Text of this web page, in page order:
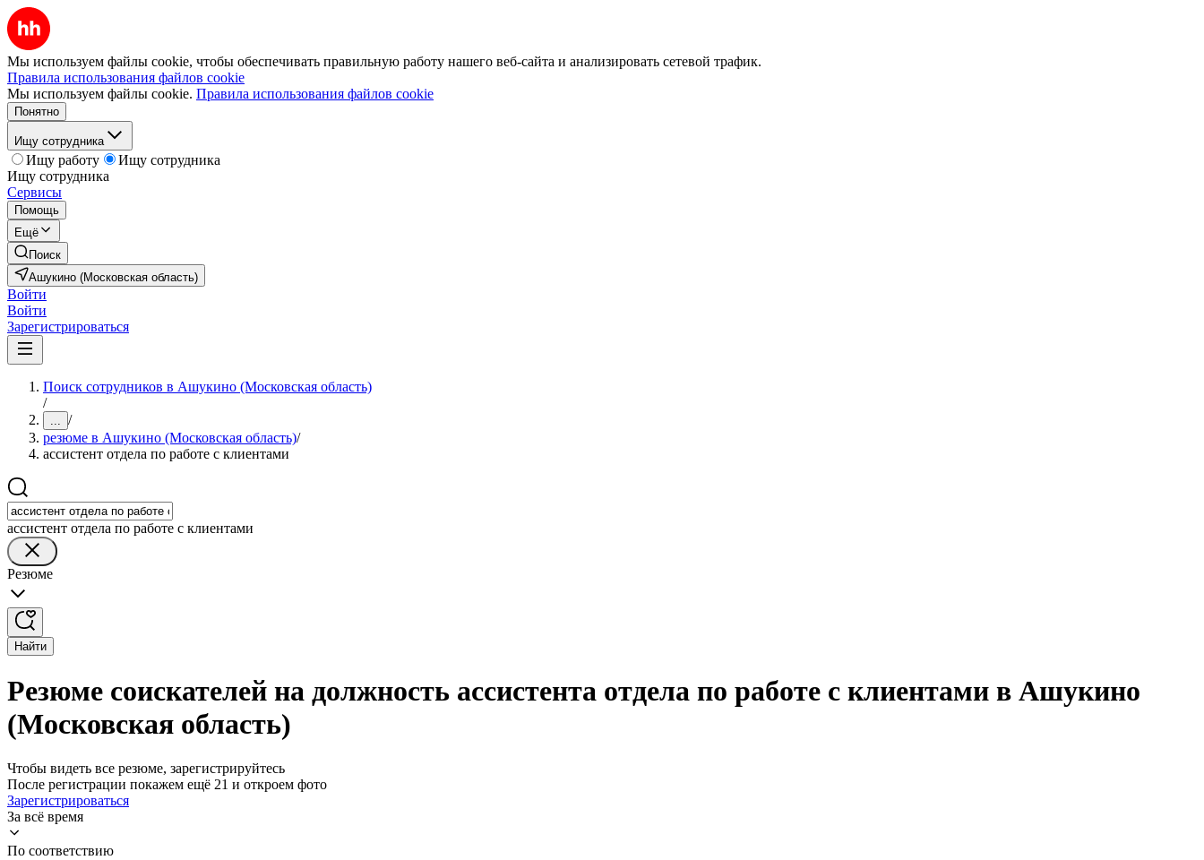
Мы используем файлы cookie, чтобы обеспечивать правильную работу нашего веб-сайта и анализировать сетевой трафик.
Правила использования файлов cookie
Мы используем файлы cookie. Правила использования файлов cookie
Понятно
Ищу сотрудника
Ищу работу
Ищу сотрудника
Ищу сотрудника
Сервисы
Помощь
Ещё
Поиск
Ашукино (Московская область)
Войти
Войти
Зарегистрироваться
Поиск сотрудников в Ашукино (Московская область)
/
... /
резюме в Ашукино (Московская область)/
ассистент отдела по работе с клиентами
ассистент отдела по работе с клиентами
Резюме
Найти
Резюме соискателей на должность ассистента отдела по работе с клиентами в Ашукино
(Московская область)
Чтобы видеть все резюме, зарегистрируйтесь
После регистрации покажем ещё 21 и откроем фото
Зарегистрироваться
За всё время
По соответствию